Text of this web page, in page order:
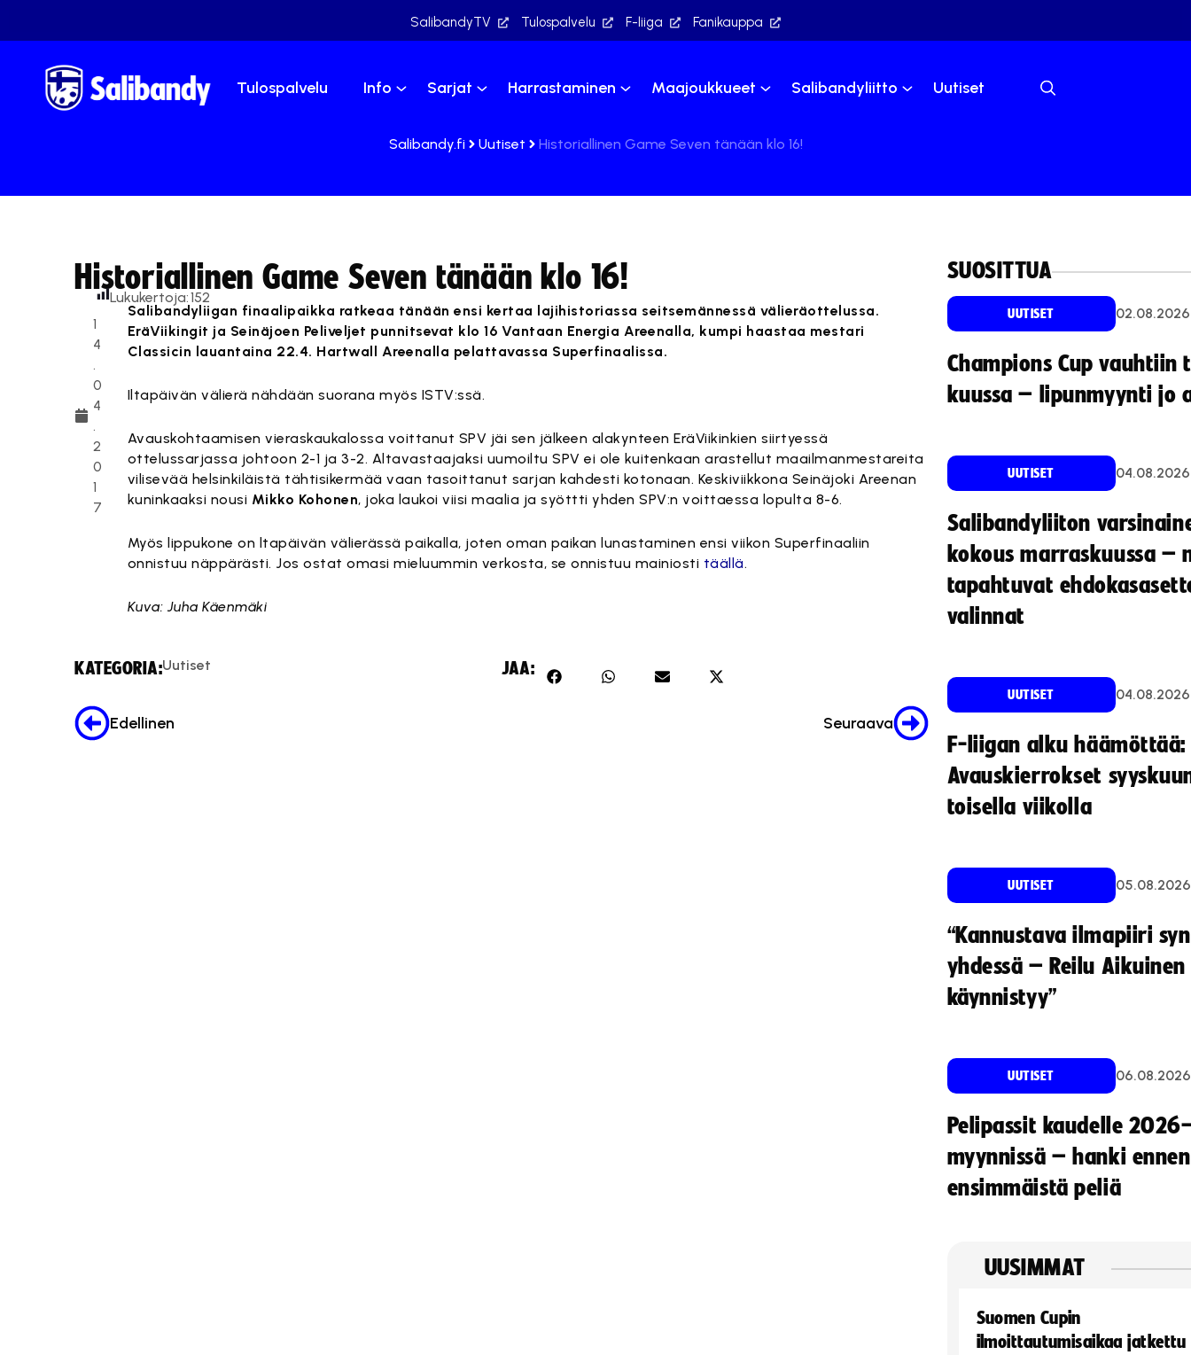
SalibandyTV Tulospalvelu F-liiga Fanikauppa
Tulospalvelu Info Sarjat Harrastaminen Maajoukkueet Salibandyliitto Uutiset
Salibandy.fi Uutiset Historiallinen Game Seven tänään klo 16!
Historiallinen Game Seven tänään klo 16!
1
4
.
0
4
.
2
0
1
7
Lukukertoja:152
Salibandyliigan finaalipaikka ratkeaa tänään ensi kertaa lajihistoriassa seitsemännessä välieräottelussa.
EräViikingit ja Seinäjoen Peliveljet punnitsevat klo 16 Vantaan Energia Areenalla, kumpi haastaa mestari
Classicin lauantaina 22.4. Hartwall Areenalla pelattavassa Superfinaalissa.
Iltapäivän välierä nähdään suorana myös ISTV:ssä.
Avauskohtaamisen vieraskaukalossa voittanut SPV jäi sen jälkeen alakynteen EräViikinkien siirtyessä
ottelussarjassa johtoon 2-1 ja 3-2. Altavastaajaksi uumoiltu SPV ei ole kuitenkaan arastellut maailmanmestareita
vilisevää helsinkiläistä tähtisikermää vaan tasoittanut sarjan kahdesti kotonaan. Keskiviikkona Seinäjoki Areenan
kuninkaaksi nousi Mikko Kohonen, joka laukoi viisi maalia ja syöttti yhden SPV:n voittaessa lopulta 8-6.
Myös lippukone on ltapäivän välierässä paikalla, joten oman paikan lunastaminen ensi viikon Superfinaaliin
onnistuu näppärästi. Jos ostat omasi mieluummin verkosta, se onnistuu mainiosti täällä.
Kuva: Juha Käenmäki
KATEGORIA:Uutiset JAA:
Edellinen Seuraava
SUOSITTUA
UUTISET 02.08.2026
Champions Cup vauhtiin
kuussa – lipunmyynti jo
UUTISET 04.08.2026
Salibandyliiton
kokous marraskuussa –
tapahtuvat
valinnat
UUTISET 04.08.2026
F-liigan alku häämöttää:
Avauskierrokset
toisella viikolla
UUTISET 05.08.2026
“Kannustava ilmapiiri
yhdessä – Reilu
käynnistyy”
UUTISET 06.08.2026
Pelipassit kaudelle
myynnissä – hanki ennen
ensimmäistä peliä
UUSIMMAT
Suomen Cupin
ilmoittautumisaikaa jatkettu